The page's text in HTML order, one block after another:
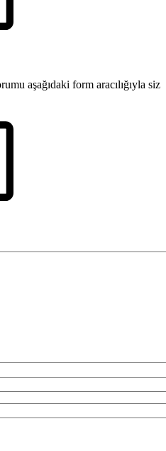
aşağıdaki form aracılığıyla siz